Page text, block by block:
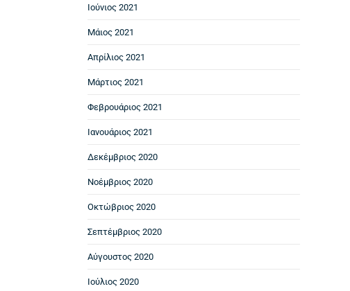
Ιούνιος 2021
Μάιος 2021
Απρίλιος 2021
Μάρτιος 2021
Φεβρουάριος 2021
Ιανουάριος 2021
Δεκέμβριος 2020
Νοέμβριος 2020
Οκτώβριος 2020
Σεπτέμβριος 2020
Αύγουστος 2020
Ιούλιος 2020